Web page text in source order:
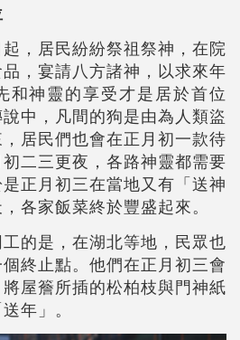
，居民紛紛祭祖祭神，在院
，宴請八方諸神，以求來年
和神靈的享受才是居於首位
中，凡間的狗是由為人類盜
居民們也會在正月初一款待
二三更夜，各路神靈都需要
正月初三在當地又有「送神
各家飯菜終於豐盛起來。
的是，在湖北等地，民眾也
終止點。他們在正月初三會
屋簷所插的松柏枝與門神紙
年」。